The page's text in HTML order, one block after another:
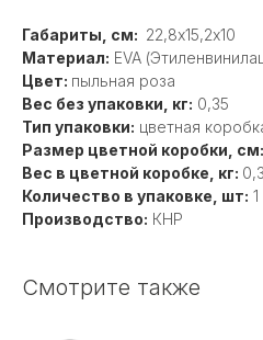
Габариты, см: 22,8х15,2х10
Материал: EVA
Цвет: пыльная роза
Вес без упаковки, кг: 0,35
Тип упаковки: цветная
Размер цветной коробки, см:
Вес в цветной коробке, кг:
Количество в упаковке, шт: 1
Производство: КНР
Смотрите также